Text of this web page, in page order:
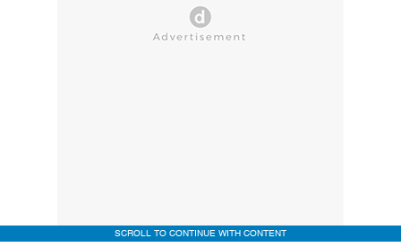
SCROLL TO CONTINUE WITH CONTENT